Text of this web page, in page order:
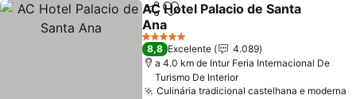
PartilharAdicionar aos favoritos
AC Hotel Palacio de Santa
Ana
5 Estrelas
8,8 Excelente
4.089
a 4.0 km de Intur Feria Internacional De
Turismo De Interior
Culinária tradicional castelhana e moderna